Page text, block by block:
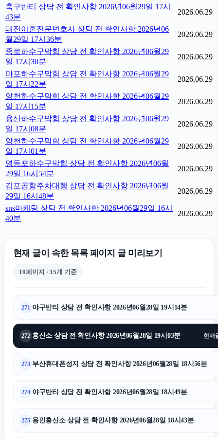
축구반티 상담 전 확인사항 2026년06월29일 17시
43분
2026.06.29
대전이혼전문변호사 상담 전 확인사항 2026년06
월29일 17시36분
2026.06.29
종로하수구막힘 상담 전 확인사항 2026년06월29
일 17시30분
2026.06.29
마포하수구막힘 상담 전 확인사항 2026년06월29
일 17시22분
2026.06.29
양천하수구막힘 상담 전 확인사항 2026년06월29
일 17시15분
2026.06.29
용산하수구막힘 상담 전 확인사항 2026년06월29
일 17시08분
2026.06.29
양천하수구막힘 상담 전 확인사항 2026년06월29
일 17시01분
2026.06.29
영등포하수구막힘 상담 전 확인사항 2026년06월
29일 16시54분
2026.06.29
김포공항주차대행 상담 전 확인사항 2026년06월
29일 16시48분
2026.06.29
sns마케팅 상담 전 확인사항 2026년06월29일 16시
40분
2026.06.29
현재 글이 속한 목록 페이지 글 미리보기
19페이지 · 15개 기준
271 야구반티 상담 전 확인사항 2026년06월28일 19시14분
272 흥신소 상담 전 확인사항 2026년06월28일 19시03분 현재
273 부산휴대폰성지 상담 전 확인사항 2026년06월28일 18시56분
274 야구반티 상담 전 확인사항 2026년06월28일 18시49분
275 용인흥신소 상담 전 확인사항 2026년06월28일 18시43분